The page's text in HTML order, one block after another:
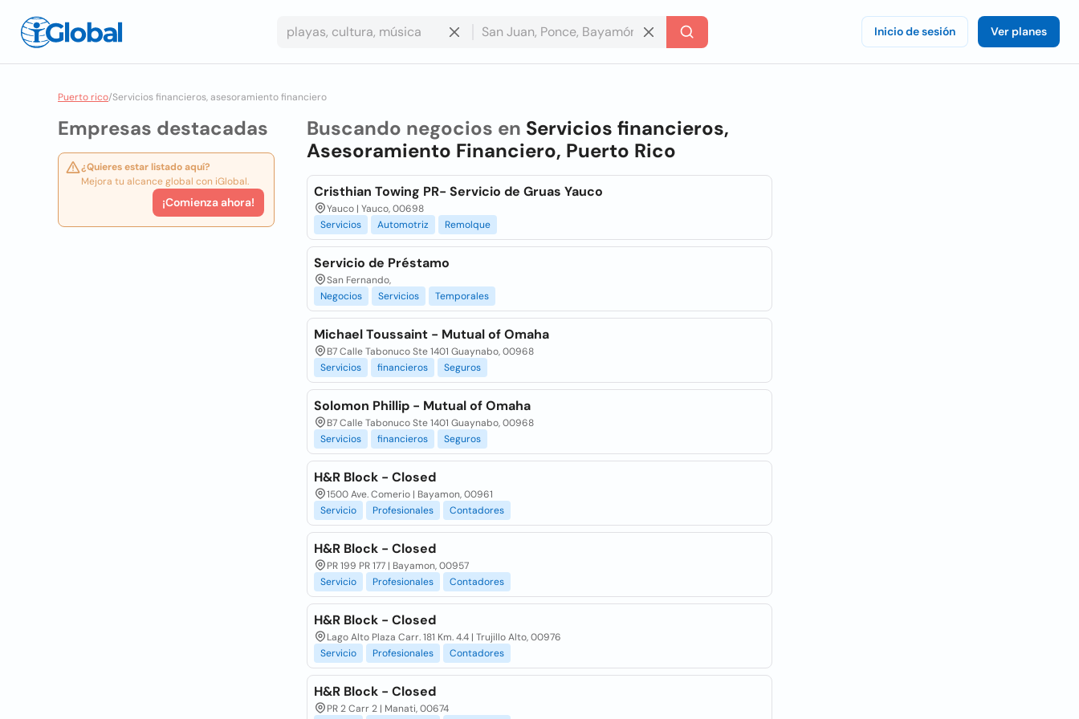
Inicio de sesión Ver planes
Puerto rico/Servicios financieros, asesoramiento financiero
Empresas destacadas
¿Quieres estar listado aquí?
Mejora tu alcance global con iGlobal.
¡Comienza ahora!
Buscando negocios en Servicios financieros,
Asesoramiento Financiero, Puerto Rico
Cristhian Towing PR- Servicio de Gruas Yauco
Yauco | Yauco, 00698
Servicios
Automotriz Remolque
Servicio de Préstamo
San Fernando,
Negocios
Servicios Temporales
Michael Toussaint - Mutual of Omaha
B7 Calle Tabonuco Ste 1401 Guaynabo, 00968
Servicios
financieros Seguros
Solomon Phillip - Mutual of Omaha
B7 Calle Tabonuco Ste 1401 Guaynabo, 00968
Servicios
financieros Seguros
H&R Block - Closed
1500 Ave. Comerio | Bayamon, 00961
Servicio
Profesionales Contadores
H&R Block - Closed
PR 199 PR 177 | Bayamon, 00957
Servicio
Profesionales Contadores
H&R Block - Closed
Lago Alto Plaza Carr. 181 Km. 4.4 | Trujillo Alto, 00976
Servicio
Profesionales Contadores
H&R Block - Closed
PR 2 Carr 2 | Manati, 00674